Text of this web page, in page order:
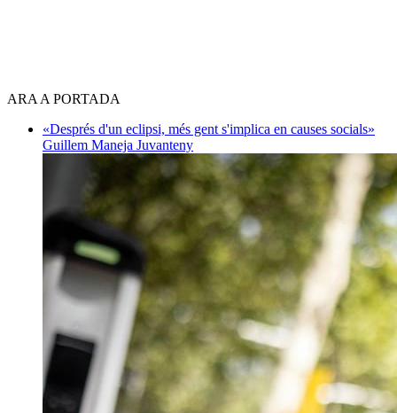
ARA A PORTADA
«Després d'un eclipsi, més gent s'implica en causes socials»
Guillem Maneja Juvanteny